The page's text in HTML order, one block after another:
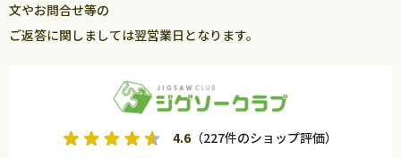
文やお問合せ等の
ご返答に関しましては翌営業日となります。
4.6 （227件のショップ評価）